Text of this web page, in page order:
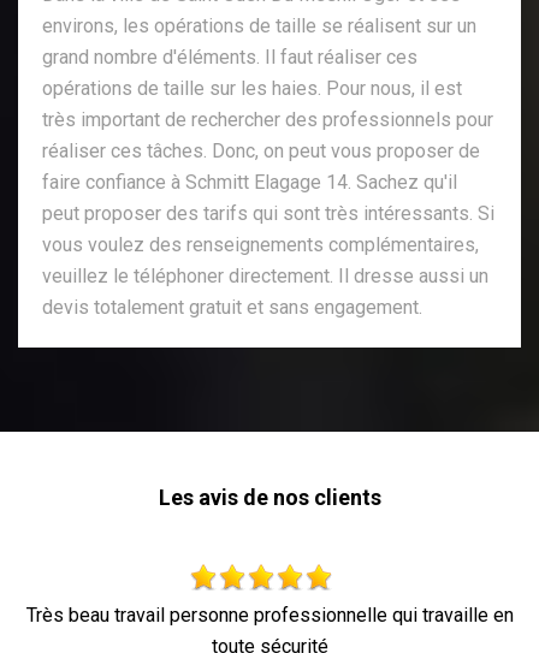
environs, les opérations de taille se réalisent sur un
grand nombre d'éléments. Il faut réaliser ces
opérations de taille sur les haies. Pour nous, il est
très important de rechercher des professionnels pour
réaliser ces tâches. Donc, on peut vous proposer de
faire confiance à Schmitt Elagage 14. Sachez qu'il
peut proposer des tarifs qui sont très intéressants. Si
vous voulez des renseignements complémentaires,
veuillez le téléphoner directement. Il dresse aussi un
devis totalement gratuit et sans engagement.
Les avis de nos clients
en Parfait !